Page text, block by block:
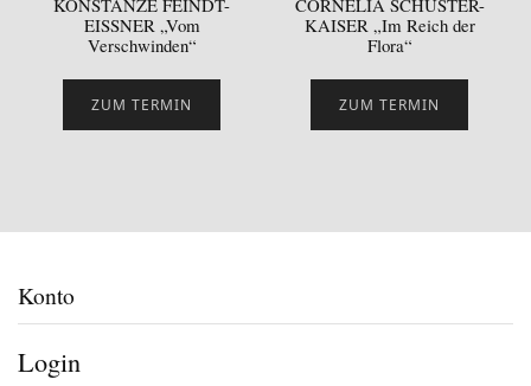
EISSNER „Vom
Verschwinden“
ZUM TERMIN
KAISER „Im Reich der
Flora“
ZUM TERMIN
Konto
Login